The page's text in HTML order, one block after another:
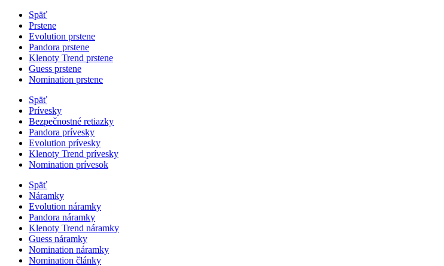
Späť
Prstene
Evolution prstene
Pandora prstene
Klenoty Trend prstene
Guess prstene
Nomination prstene
Späť
Prívesky
Bezpečnostné retiazky
Pandora prívesky
Evolution prívesky
Klenoty Trend prívesky
Nomination prívesok
Späť
Náramky
Evolution náramky
Pandora náramky
Klenoty Trend náramky
Guess náramky
Nomination náramky
Nomination články